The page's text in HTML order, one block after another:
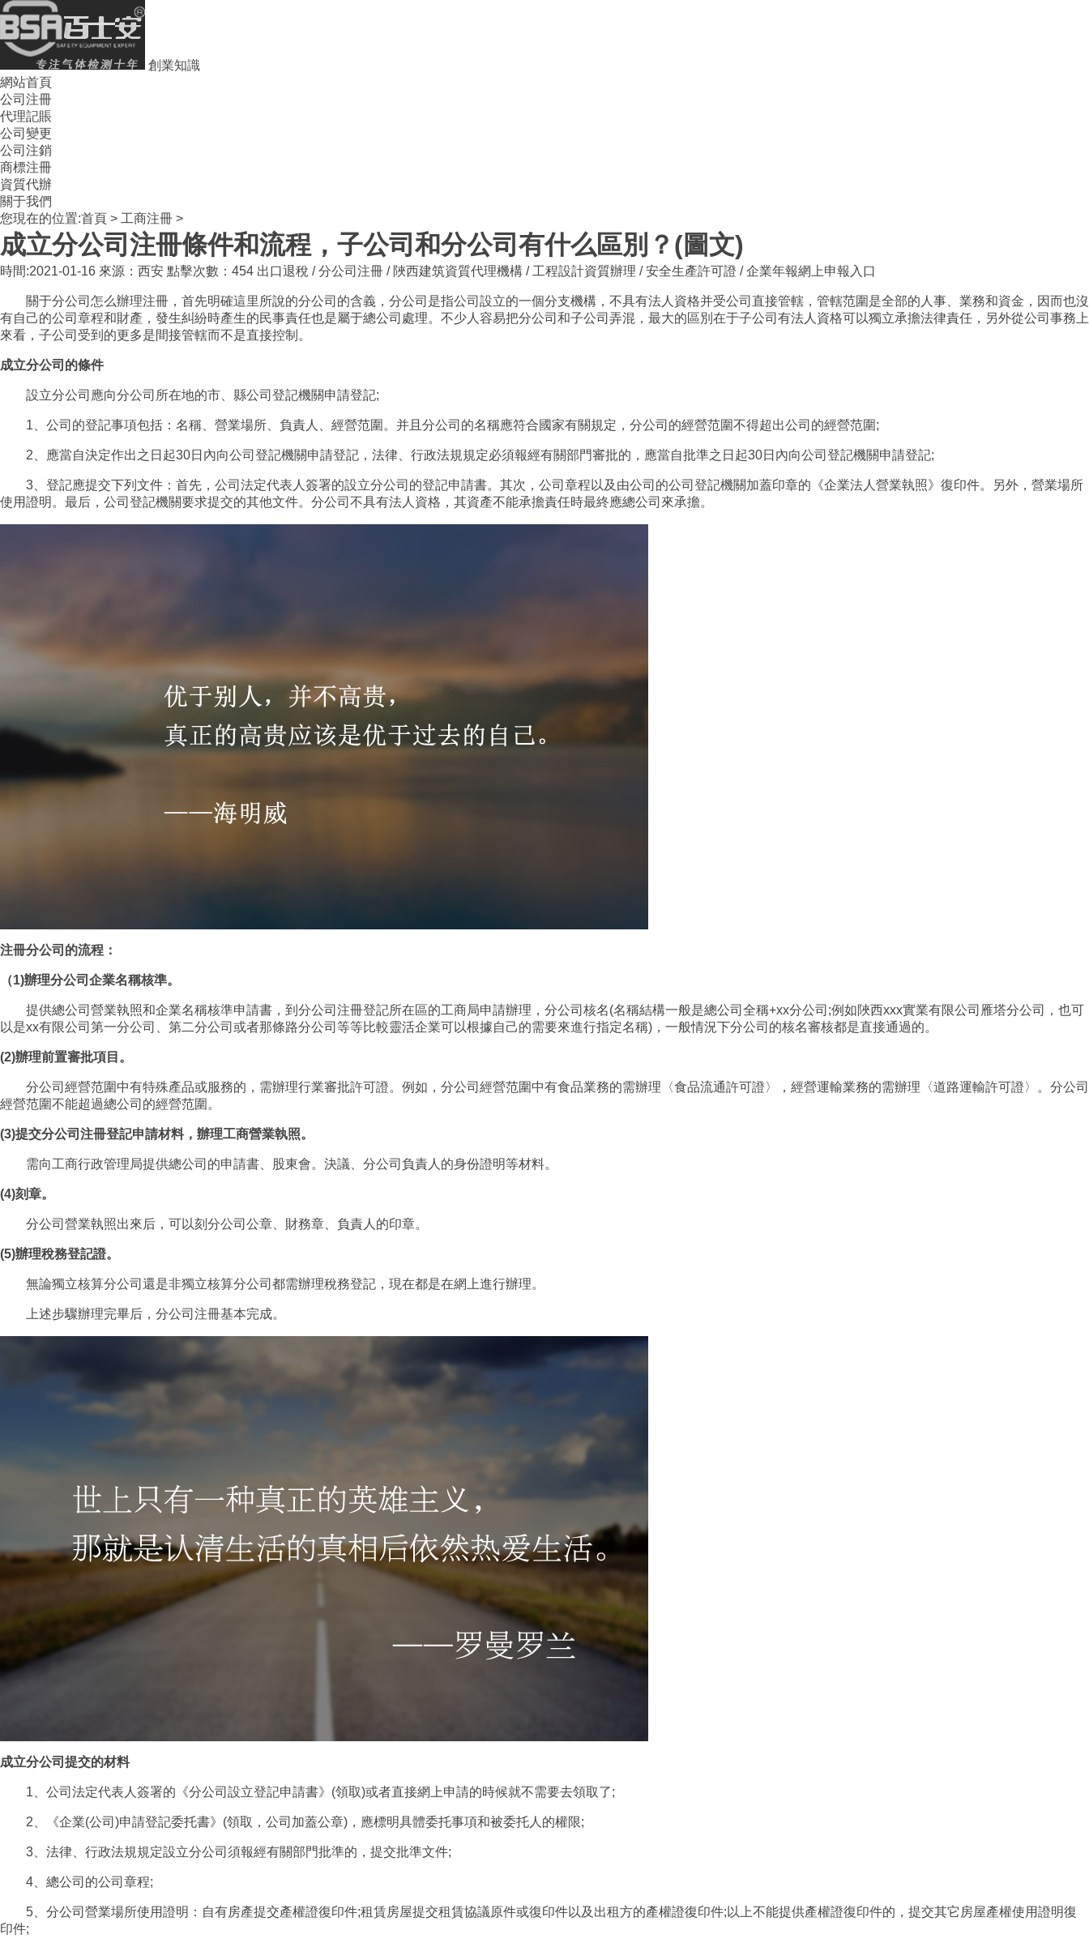
創業知識
網站首頁
公司注冊
代理記賬
公司變更
公司注銷
商標注冊
資質代辦
關于我們
您現在的位置:首頁 > 工商注冊 >
成立分公司注冊條件和流程，子公司和分公司有什么區別？(圖文)
時間:2021-01-16 來源：西安 點擊次數：454 出口退稅 /分公司注冊 / 陜西建筑資質代理機構 / 工程設計資質辦理 /安全生產許可證 /企業年報網上申報入口
關于分公司怎么辦理注冊，首先明確這里所說的分公司的含義，分公司是指公司設立的一個分支機構，不具有法人資格并受公司直接管轄，管轄范圍是全部的人事、業務和資金，因而也沒
有自己的公司章程和財產，發生糾紛時產生的民事責任也是屬于總公司處理。不少人容易把分公司和子公司弄混，最大的區別在于子公司有法人資格可以獨立承擔法律責任，另外從公司事務上
來看，子公司受到的更多是間接管轄而不是直接控制。
成立分公司的條件
設立分公司應向分公司所在地的市、縣公司登記機關申請登記;
1、公司的登記事項包括：名稱、營業場所、負責人、經營范圍。并且分公司的名稱應符合國家有關規定，分公司的經營范圍不得超出公司的經營范圍;
2、應當自決定作出之日起30日內向公司登記機關申請登記，法律、行政法規規定必須報經有關部門審批的，應當自批準之日起30日內向公司登記機關申請登記;
3、登記應提交下列文件：首先，公司法定代表人簽署的設立分公司的登記申請書。其次，公司章程以及由公司的公司登記機關加蓋印章的《企業法人營業執照》復印件。另外，營業場所
使用證明。最后，公司登記機關要求提交的其他文件。分公司不具有法人資格，其資產不能承擔責任時最終應總公司來承擔。
注冊分公司的流程：
（1)辦理分公司企業名稱核準。
提供總公司營業執照和企業名稱核準申請書，到分公司注冊登記所在區的工商局申請辦理，分公司核名(名稱結構一般是總公司全稱+xx分公司;例如陜西xxx實業有限公司雁塔分公司，也可
以是xx有限公司第一分公司、第二分公司或者那條路分公司等等比較靈活企業可以根據自己的需要來進行指定名稱)，一般情況下分公司的核名審核都是直接通過的。
(2)辦理前置審批項目。
分公司經營范圍中有特殊產品或服務的，需辦理行業審批許可證。例如，分公司經營范圍中有食品業務的需辦理〈食品流通許可證〉，經營運輸業務的需辦理〈道路運輸許可證〉。分公司
經營范圍不能超過總公司的經營范圍。
(3)提交分公司注冊登記申請材料，辦理工商營業執照。
需向工商行政管理局提供總公司的申請書、股東會。決議、分公司負責人的身份證明等材料。
(4)刻章。
分公司營業執照出來后，可以刻分公司公章、財務章、負責人的印章。
(5)辦理稅務登記證。
無論獨立核算分公司還是非獨立核算分公司都需辦理稅務登記，現在都是在網上進行辦理。
上述步驟辦理完畢后，分公司注冊基本完成。
成立分公司提交的材料
1、公司法定代表人簽署的《分公司設立登記申請書》(領取)或者直接網上申請的時候就不需要去領取了;
2、《企業(公司)申請登記委托書》(領取，公司加蓋公章)，應標明具體委托事項和被委托人的權限;
3、法律、行政法規規定設立分公司須報經有關部門批準的，提交批準文件;
4、總公司的公司章程;
5、分公司營業場所使用證明：自有房產提交產權證復印件;租賃房屋提交租賃協議原件或復印件以及出租方的產權證復印件;以上不能提供產權證復印件的，提交其它房屋產權使用證明復
印件;